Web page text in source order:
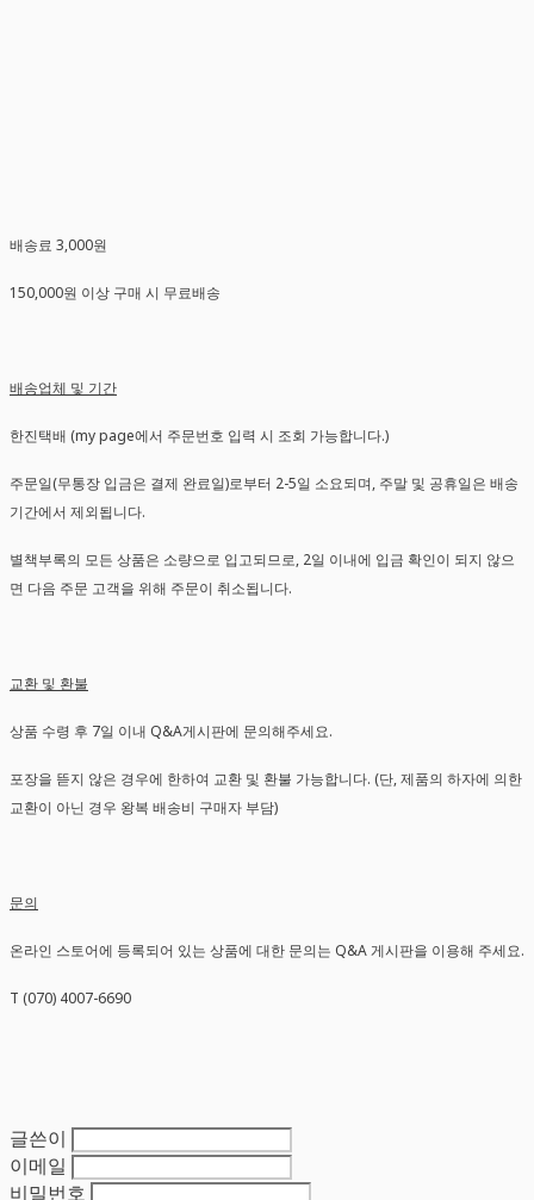
배송료 3,000원
150,000원 이상 구매 시 무료배송
배송업체 및 기간
한진택배 (my page에서 주문번호 입력 시 조회 가능합니다.)
주문일(무통장 입금은 결제 완료일)로부터 2-5일 소요되며, 주말 및 공휴일은 배송
기간에서 제외됩니다.
별책부록의 모든 상품은 소량으로 입고되므로, 2일 이내에 입금 확인이 되지 않으
면 다음 주문 고객을 위해 주문이 취소됩니다.
교환 및 환불
상품 수령 후 7일 이내 Q&A게시판에 문의해주세요.
포장을 뜯지 않은 경우에 한하여 교환 및 환불 가능합니다. (단, 제품의 하자에 의한
교환이 아닌 경우 왕복 배송비 구매자 부담)
문의
온라인 스토어에 등록되어 있는 상품에 대한 문의는 Q&A 게시판을 이용해 주세요.
T (070) 4007-6690
글쓴이
이메일
비밀번호